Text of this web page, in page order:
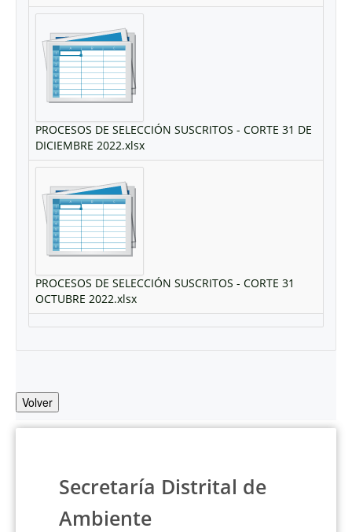
PROCESOS DE SELECCIÓN SUSCRITOS - CORTE 31 DE
DICIEMBRE 2022.xlsx
PROCESOS DE SELECCIÓN SUSCRITOS - CORTE 31
OCTUBRE 2022.xlsx
Volver
Secretaría Distrital de
Ambiente